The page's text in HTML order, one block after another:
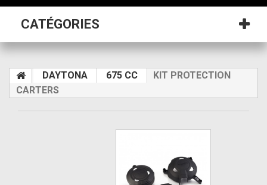
CATÉGORIES
DAYTONA 675 CC
KIT PROTECTION
CARTERS